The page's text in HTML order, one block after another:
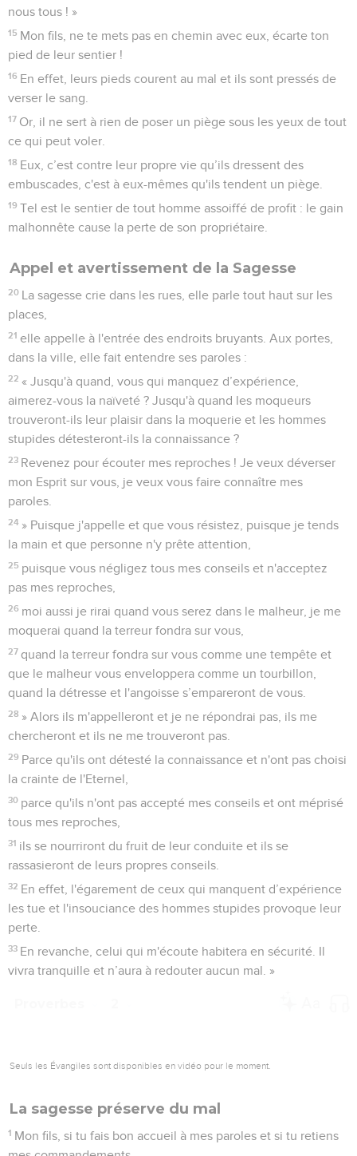
nous tous ! »
15 Mon fils, ne te mets pas en chemin avec eux, écarte ton
pied de leur sentier !
16 En effet, leurs pieds courent au mal et ils sont pressés de
verser le sang.
17 Or, il ne sert à rien de poser un piège sous les yeux de tout
ce qui peut voler.
18 Eux, c’est contre leur propre vie qu’ils dressent des
embuscades, c'est à eux-mêmes qu'ils tendent un piège.
19 Tel est le sentier de tout homme assoiffé de profit : le gain
malhonnête cause la perte de son propriétaire.
Appel et avertissement de la Sagesse
20 La sagesse crie dans les rues, elle parle tout haut sur les
places,
21 elle appelle à l'entrée des endroits bruyants. Aux portes,
dans la ville, elle fait entendre ses paroles :
22 « Jusqu'à quand, vous qui manquez d’expérience,
aimerez-vous la naïveté ? Jusqu'à quand les moqueurs
trouveront-ils leur plaisir dans la moquerie et les hommes
stupides détesteront-ils la connaissance ?
23 Revenez pour écouter mes reproches ! Je veux déverser
mon Esprit sur vous, je veux vous faire connaître mes
paroles.
24 » Puisque j'appelle et que vous résistez, puisque je tends
la main et que personne n'y prête attention,
25 puisque vous négligez tous mes conseils et n'acceptez
pas mes reproches,
26 moi aussi je rirai quand vous serez dans le malheur, je me
moquerai quand la terreur fondra sur vous,
27 quand la terreur fondra sur vous comme une tempête et
que le malheur vous enveloppera comme un tourbillon,
quand la détresse et l'angoisse s’empareront de vous.
28 » Alors ils m'appelleront et je ne répondrai pas, ils me
chercheront et ils ne me trouveront pas.
29 Parce qu'ils ont détesté la connaissance et n'ont pas choisi
la crainte de l'Eternel,
30 parce qu'ils n'ont pas accepté mes conseils et ont méprisé
tous mes reproches,
31 ils se nourriront du fruit de leur conduite et ils se
rassasieront de leurs propres conseils.
32 En effet, l'égarement de ceux qui manquent d’expérience
les tue et l'insouciance des hommes stupides provoque leur
perte.
33 En revanche, celui qui m'écoute habitera en sécurité. Il
vivra tranquille et n’aura à redouter aucun mal. »
Seuls les Évangiles sont disponibles en vidéo pour le moment.
La sagesse préserve du mal
1 Mon fils, si tu fais bon accueil à mes paroles et si tu retiens